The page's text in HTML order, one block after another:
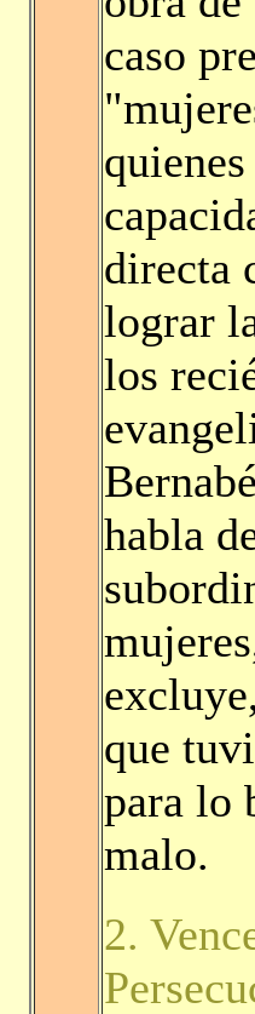
caso
directa
lograr
los
habla
que
para lo
malo.
2.